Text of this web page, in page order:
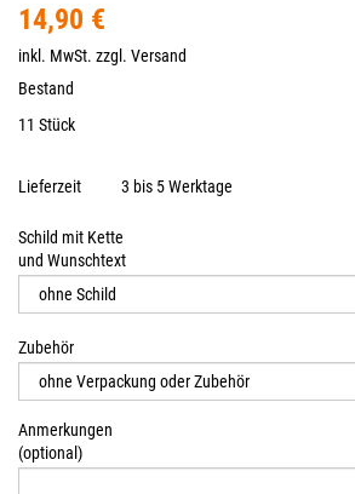
14,90 €
inkl. MwSt. zzgl. Versand
Bestand
11 Stück
Lieferzeit 3 bis 5 Werktage
Schild mit Kette
und Wunschtext
Zubehör
Anmerkungen
(optional)